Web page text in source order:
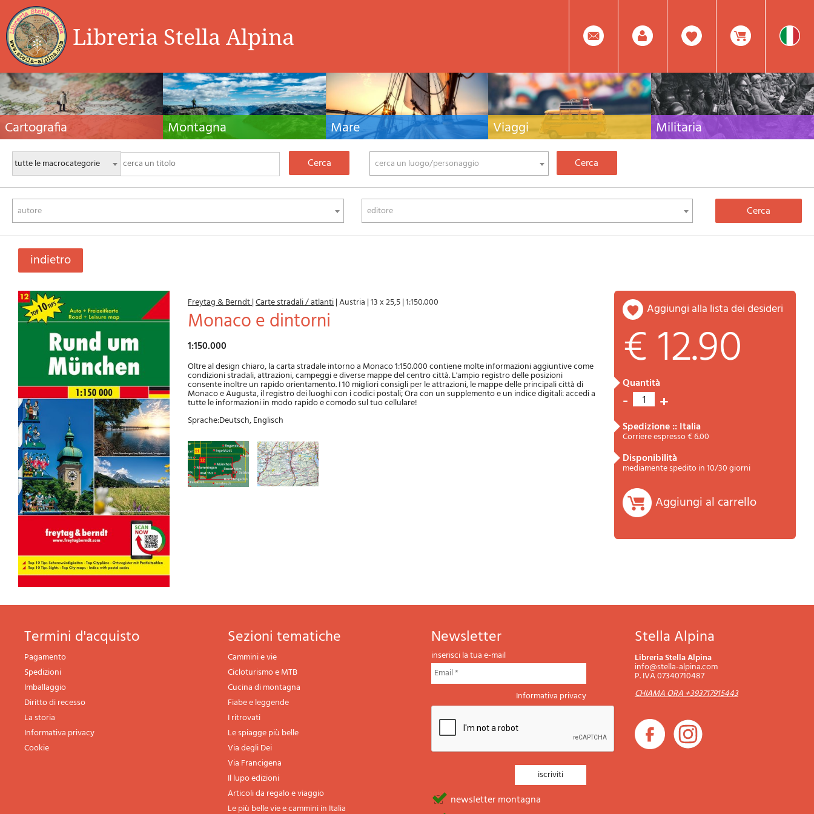
Libreria Stella Alpina 0
Prodotto(i) Attualmente
Nel
Facebook
Registrati
Cartografia
Carte escursionistiche, carte stradali e atlanti,
cartografia d'Italia e di tutto il mondo. Carte dei
sentieri, cartografia per il cicloturismo e
mountain bike
Montagna
Guide alpinistiche, guide escursionistiche,
manuali tecnici per l'alpinismo estivo ed
invernale. Letteratura e filmografia di montagna
Mare
Manuali nautici, cartografia nautica, libri e
letteratura per la barca a vela e motore
Viaggi
Guide turistiche per viaggi e letteratura di
viaggio per l'Italia, l'Europa e tutto il Mondo
Militaria
Raccolta delle migliori pubblicazioni (libri e dvd)
cerca un luogo/personaggio
autore editore
indietro
Freytag & Berndt|Carte stradali / atlanti|Austria |13 x 25,5|1:150.000
Monaco e dintorni
1:150.000
Oltre al design chiaro, la carta stradale intorno a Monaco 1:150.000 contiene molte informazioni aggiuntive come
condizioni stradali, attrazioni, campeggi e diverse mappe del centro città. L'ampio registro delle posizioni
consente inoltre un rapido orientamento. I 10 migliori consigli per le attrazioni, le mappe delle principali città di
Monaco e Augusta, il registro dei luoghi con i codici postali; Ora con un supplemento e un indice digitali: accedi a
tutte le informazioni in modo rapido e comodo sul tuo cellulare!
Sprache:Deutsch, Englisch
aggiungi alla lista dei desideri
€ 12.90
quantità
- 1 +
spedizione :: Italia
Corriere espresso € 6.00
disponibilità
mediamente spedito in 10/30 giorni
Aggiungi al carrello
termini d'acquisto
Pagamento
Spedizioni
Imballaggio
Diritto di recesso
La storia
Informativa privacy
Cookie
sezioni tematiche
Cammini e vie
Cicloturismo e MTB
Cucina di montagna
Fiabe e leggende
I ritrovati
Le spiagge più belle
Via degli Dei
Via Francigena
Il lupo edizioni
Articoli da regalo e viaggio
Le più belle vie e cammini in Italia
newsletter
inserisci la tua e-mail
Informativa privacy
newsletter montagna
Stella Alpina
Libreria Stella Alpina
info@stella-alpina.com
P. IVA 07340710487
CHIAMA ORA +393717915443